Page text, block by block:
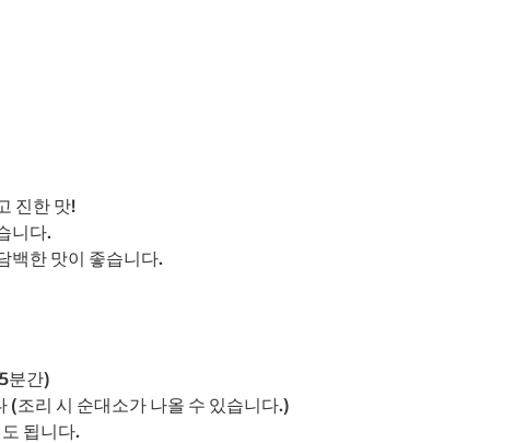
진한 맛!
니다.
백한 맛이 좋습니다.
분간)
(조리 시 순대소가 나올 수 있습니다.)
됩니다.